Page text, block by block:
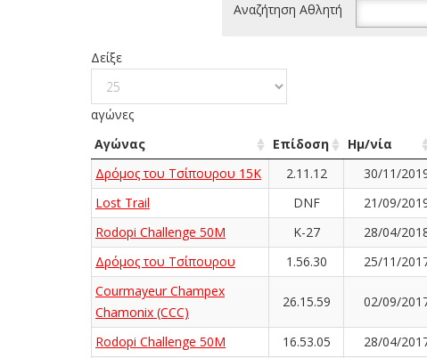
Αναζήτηση Αθλητή
Δείξε
αγώνες
Αγώνας Επίδοση Ημ/νία
Δρόμος του Τσίπουρου 15Κ
2.11.12 30/11/
Lost Trail
DNF 21/09/
Rodopi Challenge 50M
K-27 28/04/
Δρόμος του Τσίπουρου
1.56.30 25/11/
Courmayeur Champex
Chamonix (CCC)
26.15.59 02/09/
Rodopi Challenge 50M 16.53.05 28/04/